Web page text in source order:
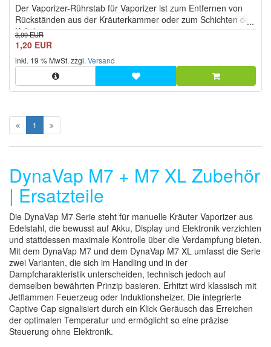
Sternen!
Der Vaporizer-Rührstab für Vaporizer ist zum Entfernen von
Rückständen aus der Kräuterkammer oder zum Schichten der
Kräuter.
3,99 EUR
1,20 EUR
inkl. 19 % MwSt. zzgl. Versand
1
DynaVap M7 + M7 XL Zubehör
| Ersatzteile
Die DynaVap M7 Serie steht für manuelle Kräuter Vaporizer aus
Edelstahl, die bewusst auf Akku, Display und Elektronik verzichten
und stattdessen maximale Kontrolle über die Verdampfung bieten.
Mit dem DynaVap M7 und dem DynaVap M7 XL umfasst die Serie
zwei Varianten, die sich im Handling und in der
Dampfcharakteristik unterscheiden, technisch jedoch auf
demselben bewährten Prinzip basieren. Erhitzt wird klassisch mit
Jetflammen Feuerzeug oder Induktionsheizer. Die integrierte
Captive Cap signalisiert durch ein Klick Geräusch das Erreichen
der optimalen Temperatur und ermöglicht so eine präzise
Steuerung ohne Elektronik.